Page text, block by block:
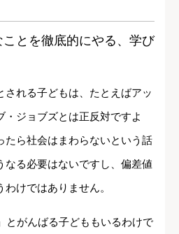
とを徹底的にやる、学び
される子どもは、たとえばアッ
・ジョブズとは正反対ですよ
たら社会はまわらないという話
なる必要はないですし、偏差値
けではありません。
とがんばる子どももいるわけで